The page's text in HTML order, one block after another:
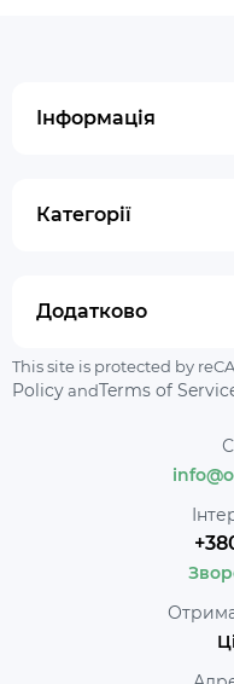
Інформація
Категорії
Додатково
This site is protected by
PolicyandTerms of